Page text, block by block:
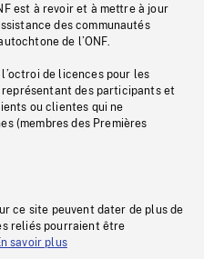
est à revoir et à mettre à jour
des communautés
de l’ONF.
de licences pour les
des participants et
ou clientes qui ne
(membres des Premières
ce site peuvent dater de plus de
reliés pourraient être
savoir plus